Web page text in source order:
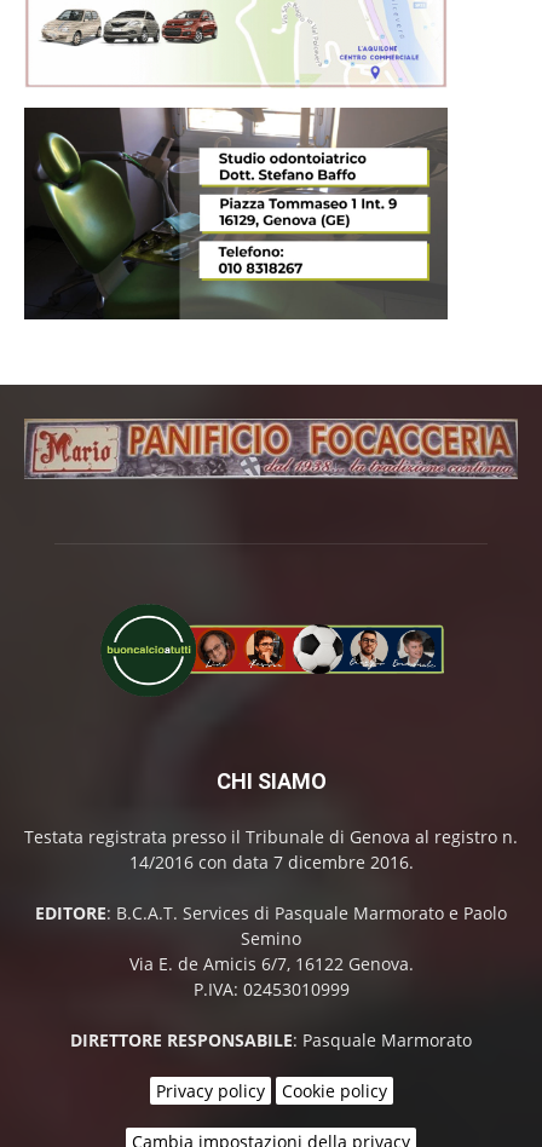
CHI SIAMO
Testata registrata presso il Tribunale di Genova al registro n.
14/2016 con data 7 dicembre 2016.
EDITORE: B.C.A.T. Services di Pasquale Marmorato e Paolo
Semino
Via E. de Amicis 6/7, 16122 Genova.
P.IVA: 02453010999
DIRETTORE RESPONSABILE: Pasquale Marmorato
Privacy policy Cookie policy
Cambia impostazioni della privacy